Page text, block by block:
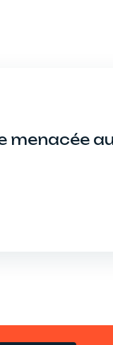
menacée